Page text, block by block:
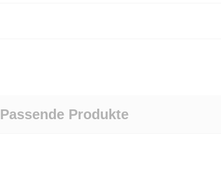
Passende Produkte